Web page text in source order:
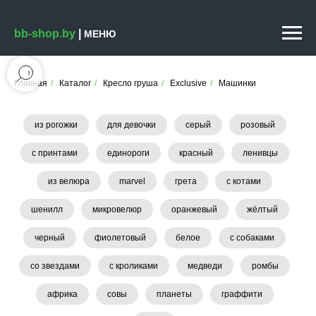
bb-shop.by МЕНЮ
Главная / Каталог / Кресло груша / Exclusive / Машинки
из рогожки для девочки серый розовый
с принтами единороги красный ленивцы
из велюра marvel грета с котами
шенилл микровелюр оранжевый жёлтый
черный фиолетовый белое с собаками
со звездами с кроликами медведи ромбы
африка совы планеты граффити